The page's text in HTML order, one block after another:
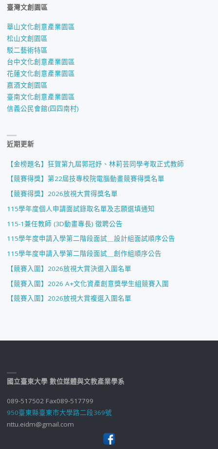
臺灣文創園區
華山文化創意產業園區
松山文創園區
駁二藝術特區
台中文化創意產業園區
花蓮文化創意產業園區
嘉酒文創園區
臺南文化創意產業園區
信義公民會館(四四南村)
近期更新
【金榜題名】狂賀第九屆郭冠妤、林莉芸同學考取正式教師
【競賽得獎】第22屆技專校院電腦動畫競賽得獎名單
【競賽得獎】2026放視大賞得獎名單
115學年度個人申請面試錄取名單及志願選填通知
115-1兼任教師 (3D動畫專長) 徵聘公告
115學年度申請入學第二階段面試＿設計組面試順序公告
115學年度申請入學第二階段面試＿創作組順序公告
【競賽入圍】2026放視大賞決選入圍名單
【競賽入圍】2026 A+文化資產創意獎學生組競賽入圍
【競賽入圍】2026放視大賞複選入圍名單
國立臺東大學 數位媒體與文教產業學系
089-517502 Fax089-517799
950臺東縣臺東市大學路二段369號
nttu.eidm@gmail.com